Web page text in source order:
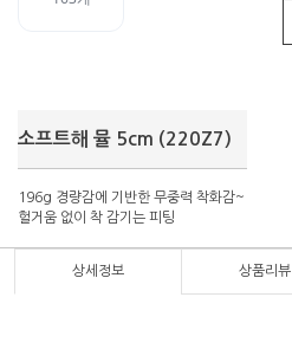
소프트해 뮬 5cm (220Z7)
196g 경량감에 기반한 무중력 착화감~
헐거움 없이 착 감기는 피팅
상세정보 상품리뷰